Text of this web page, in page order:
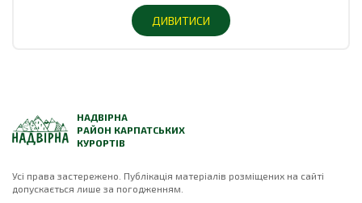
ДИВИТИСИ
НАДВІРНА
РАЙОН КАРПАТСЬКИХ
КУРОРТІВ
Усі права застережено. Публікація матеріалів розміщених на сайті
допускається лише за погодженням.